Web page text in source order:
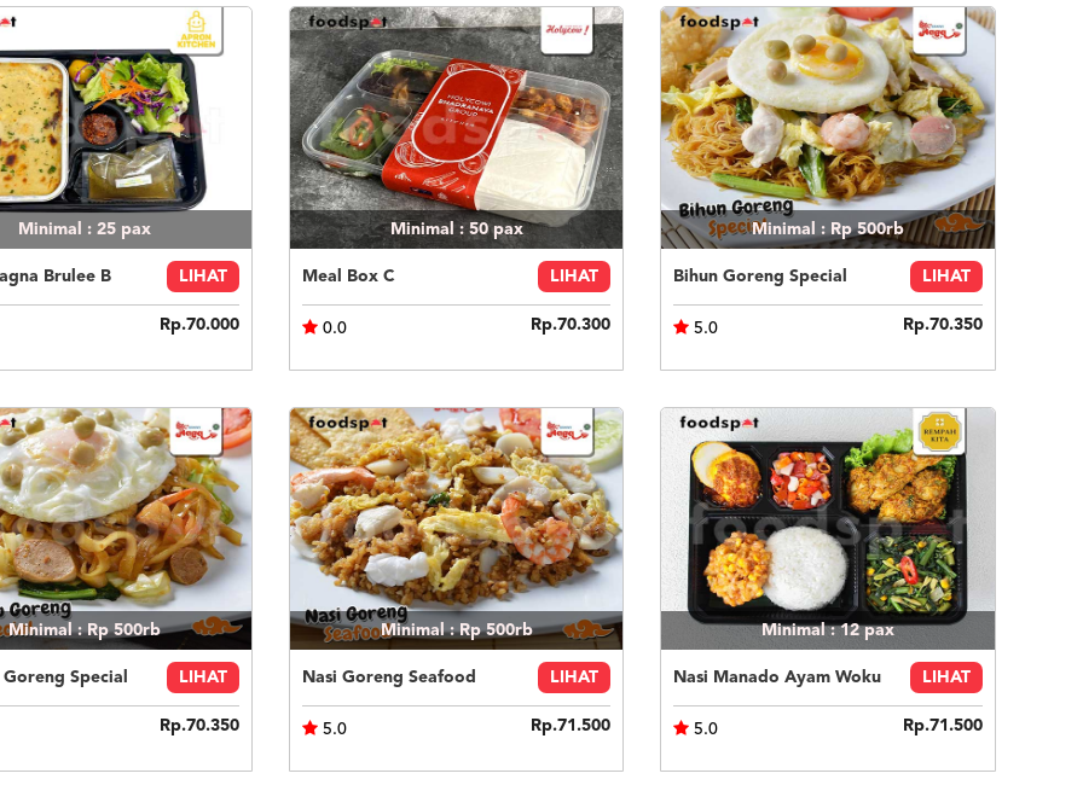
Minimal : 25 pax
Brulee B LIHAT
Rp.70.000
Minimal : 50pax
Meal Box C LIHAT
0.0 Rp.70.300
Minimal : Rp 500rb
Bihun Goreng Special LIHAT
5.0 Rp.70.350
Minimal : Rp 500rb
Special LIHAT
Rp.70.350
Minimal : Rp 500rb
Nasi Goreng Seafood LIHAT
5.0 Rp.71.500
Minimal : 12pax
Nasi Manado Ayam Woku LIHAT
5.0 Rp.71.500